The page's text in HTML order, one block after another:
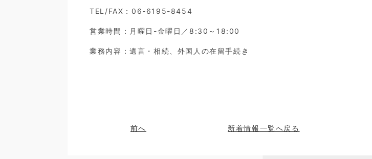
TEL/FAX：06-6195-8454
営業時間：月曜日-金曜日／8:30～18:00
業務内容：遺言・相続、外国人の在留手続き
前へ 新着情報一覧へ戻る